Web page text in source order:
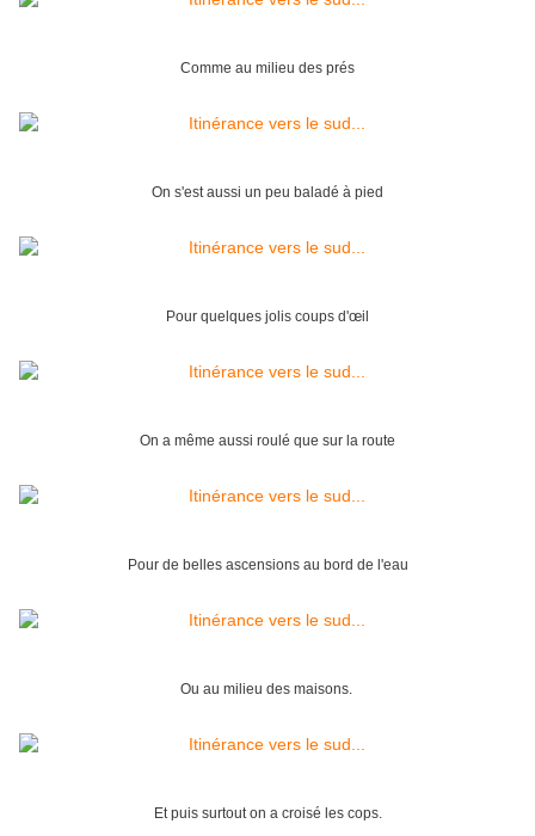
Comme au milieu des prés
On s'est aussi un peu baladé à pied
Pour quelques jolis coups d'œil
On a même aussi roulé que sur la route
Pour de belles ascensions au bord de l'eau
Ou au milieu des maisons.
Et puis surtout on a croisé les cops.